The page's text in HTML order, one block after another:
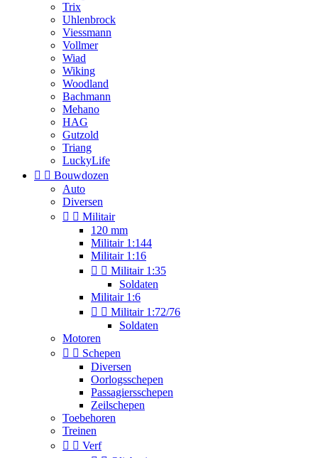
Trix
Uhlenbrock
Viessmann
Vollmer
Wiad
Wiking
Woodland
Bachmann
Mehano
HAG
Gutzold
Triang
LuckyLife
  Bouwdozen
Auto
Diversen
  Militair
120 mm
Militair 1:144
Militair 1:16
  Militair 1:35
Soldaten
Militair 1:6
  Militair 1:72/76
Soldaten
Motoren
  Schepen
Diversen
Oorlogsschepen
Passagiersschepen
Zeilschepen
Toebehoren
Treinen
  Verf